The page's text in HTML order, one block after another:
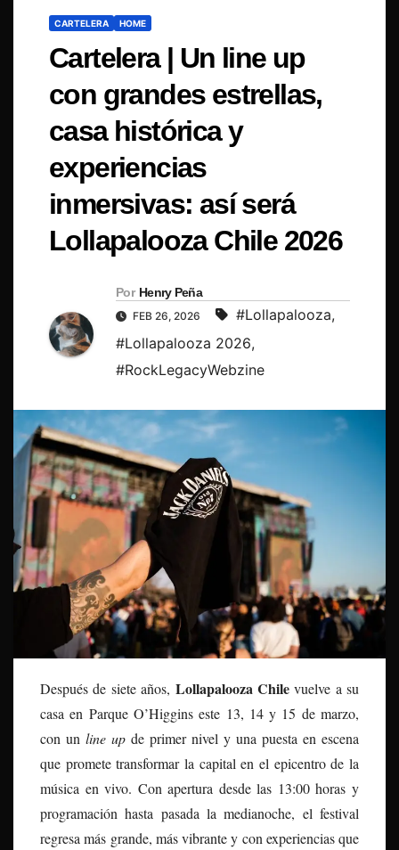
CARTELERA HOME
Cartelera | Un line up
con grandes estrellas,
casa histórica y
experiencias
inmersivas: así será
Lollapalooza Chile 2026
Por Henry Peña
FEB 26, 2026 #Lollapalooza,
#Lollapalooza 2026,
#RockLegacyWebzine
Después de siete años, Lollapalooza Chilevuelve a su
casa en Parque O’Higgins este 13, 14 y 15 de marzo,
con un line up de primer nivel y una puesta en escena
que promete transformar la capital en el epicentro de la
música en vivo. Con apertura desde las 13:00 horas y
programación hasta pasada la medianoche, el festival
regresa más grande, más vibrante y con experiencias que